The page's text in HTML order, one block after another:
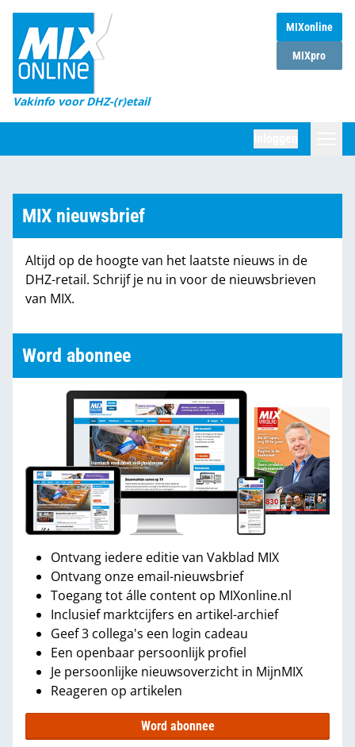
MIXonline
MIXpro
Vakinfo voor DHZ-(r)etail
Home
Magazines
DHZ Sessie
Marktcijfers
Partners
MIX nieuwsbrief
Altijd op de hoogte van het laatste nieuws in de
DHZ-retail. Schrijf je nu in voor de nieuwsbrieven
van MIX.
Word abonnee
Ontvang iedere editie van Vakblad MIX
Ontvang onze email-nieuwsbrief
Toegang tot álle content op MIXonline.nl
Inclusief marktcijfers en artikel-archief
Geef 3 collega's een login cadeau
Een openbaar persoonlijk profiel
Je persoonlijke nieuwsoverzicht in MijnMIX
Reageren op artikelen
Word abonnee